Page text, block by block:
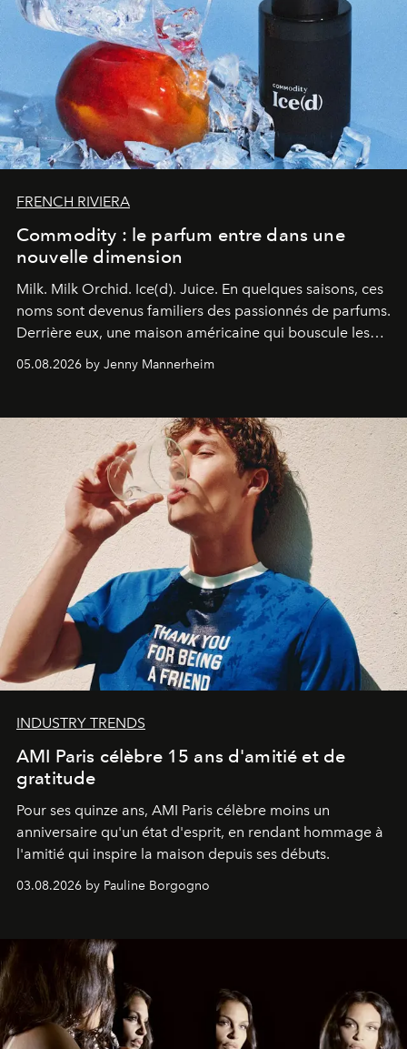
FRENCH RIVIERA
Commodity : le parfum entre dans une
nouvelle dimension
Milk. Milk Orchid. Ice(d). Juice. En quelques saisons, ces
noms sont devenus familiers des passionnés de parfums.
Derrière eux, une maison américaine qui bouscule les
une approche aussi intuitive que personnelle :
05.08.2026 by Jenny Mannerheim
INDUSTRY TRENDS
AMI Paris célèbre 15 ans d'amitié et de
gratitude
Pour ses quinze ans, AMI Paris célèbre moins un
anniversaire qu'un état d'esprit, en rendant hommage à
l'amitié qui inspire la maison depuis ses débuts.
03.08.2026 by Pauline Borgogno